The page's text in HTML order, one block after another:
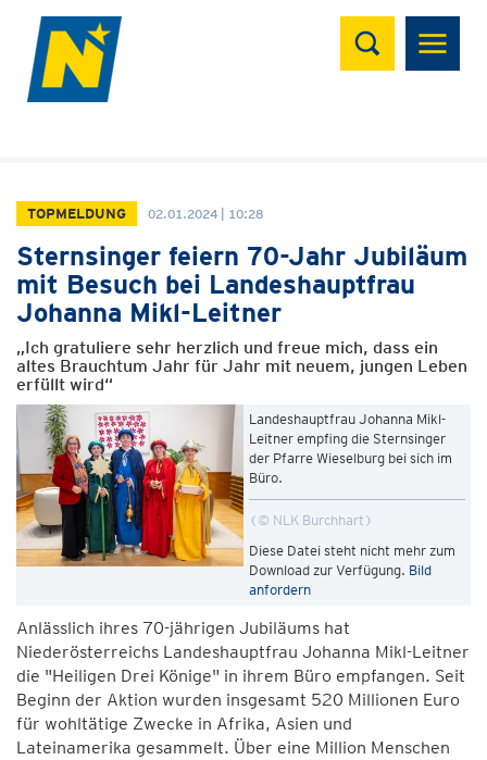
Suchen
TOPMELDUNG 02.01.2024 | 10:28
Sternsinger feiern 70-Jahr Jubiläum
mit Besuch bei Landeshauptfrau
Johanna Mikl-Leitner
„Ich gratuliere sehr herzlich und freue mich, dass ein
altes Brauchtum Jahr für Jahr mit neuem, jungen Leben
erfüllt wird“
Landeshauptfrau Johanna Mikl-
Leitner empfing die Sternsinger
der Pfarre Wieselburg bei sich im
Büro.
© NLK Burchhart
Diese Datei steht nicht mehr zum
Download zur Verfügung. Bild
anfordern
Anlässlich ihres 70-jährigen Jubiläums hat
Niederösterreichs Landeshauptfrau Johanna Mikl-Leitner
die "Heiligen Drei Könige" in ihrem Büro empfangen. Seit
Beginn der Aktion wurden insgesamt 520 Millionen Euro
für wohltätige Zwecke in Afrika, Asien und
Lateinamerika gesammelt. Über eine Million Menschen